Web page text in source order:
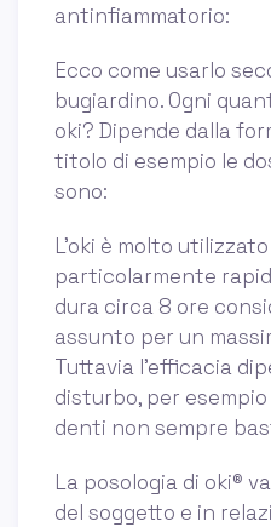
antinfiammatorio:
Ecco come usarlo
bugiardino. Ogni
oki? Dipende dalla
titolo di esempio le
sono:
L’oki è molto
particolarmente
dura circa 8 ore
assunto per un
Tuttavia l’efficacia
disturbo, per
denti non sempre
La posologia di oki®
del soggetto e in